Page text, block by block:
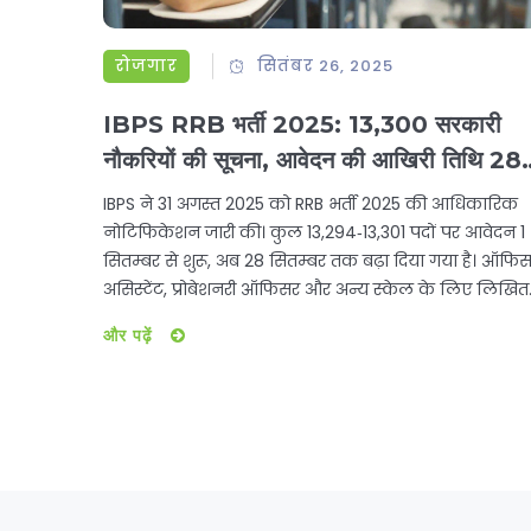
रोजगार सितंबर 26, 2025
IBPS RRB भर्ती 2025: 13,300 सरकारी
नौकरियों की सूचना, आवेदन की आखिरी तिथि 28
सितम्बर
IBPS ने 31 अगस्त 2025 को RRB भर्ती 2025 की आधिकारिक
नोटिफिकेशन जारी की। कुल 13,294‑13,301 पदों पर आवेदन 1
सितम्बर से शुरू, अब 28 सितम्बर तक बढ़ा दिया गया है। ऑफिस
असिस्टेंट, प्रोबेशनरी ऑफिसर और अन्य स्केल के लिए लिखित
SC/ST/PWBD के लिए 175 रुपये, बाकी वर्गों के लिए 850
और पढ़ें